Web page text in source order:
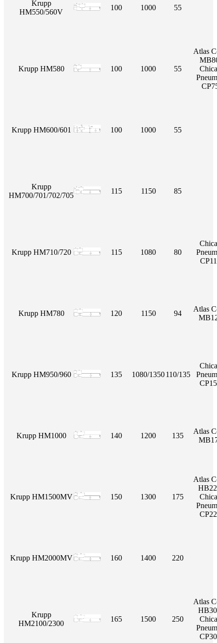
Krupp
HM550/560V
100 1000 55
Krupp HM580 100 1000 55
Atlas
Krupp HM600/601 100 1000 55
Krupp
HM700/701/702/705
115 1150 85
Krupp HM710/720 115 1080 80
Krupp HM780 120 1150 94
Atlas
Krupp HM950/960 135 1080/1350110/135
Krupp HM1000 140 1200 135
Atlas
Krupp HM1500MV 150 1300 175
Atlas
Krupp HM2000MV 160 1400 220
Krupp
HM2100/2300
165 1500 250
Atlas